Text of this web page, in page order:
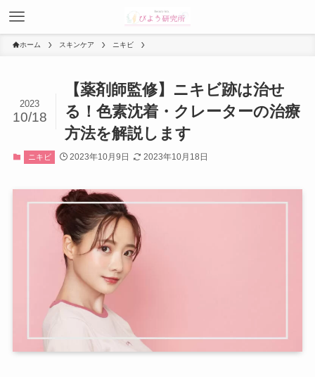
ホーム スキンケア ニキビ
【薬剤師監修】ニキビ跡は治せ
る！色素沈着・クレーターの治療
方法を解説します
2023
10/18
ニキビ 2023年10月9日 2023年10月18日